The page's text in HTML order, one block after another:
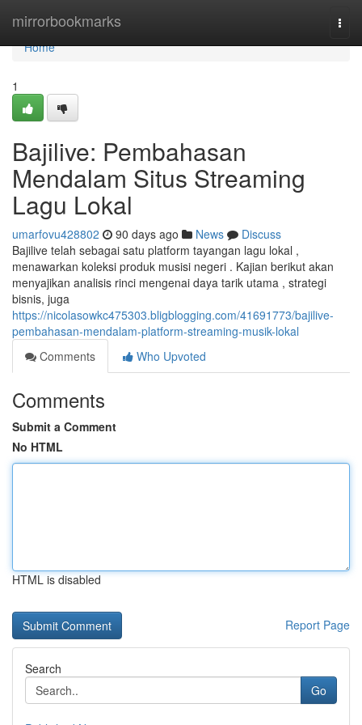
mirrorbookmarks
Home
Home
1
Bajilive: Pembahasan
Mendalam Situs Streaming
Lagu Lokal
umarfovu428802 90 days ago News
Discuss
Bajilive telah sebagai satu platform tayangan lagu lokal ,
menawarkan koleksi produk musisi negeri . Kajian berikut akan
menyajikan analisis rinci mengenai daya tarik utama , strategi
bisnis, juga
https://nicolasowkc475303.bligblogging.com/41691773/bajilive-
pembahasan-mendalam-platform-streaming-musik-lokal
Comments
Who Upvoted
Comments
Submit a Comment
No HTML
HTML is disabled
Report Page
Search
Go